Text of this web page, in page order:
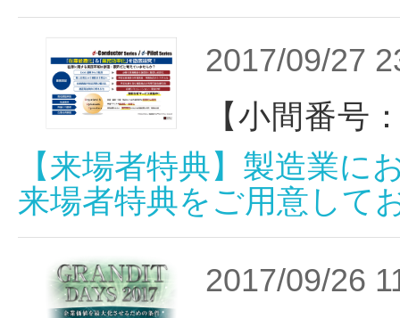
2017/09/27
【小間番号
【来場者特典】製造業に
来場者特典をご用意して
2017/09/26